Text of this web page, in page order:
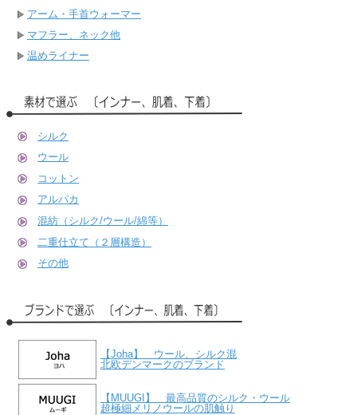
アーム・手首ウォーマー
マフラー、ネック他
温めライナー
シルク
ウール
コットン
アルパカ
混紡（シルク/ウール/綿等）
二重仕立て（２層構造）
その他
【Joha】 ウール、シルク混
北欧デンマークのブランド
【MUUGI】 最高品質のシルク・ウール
超極細メリノウールの肌触り